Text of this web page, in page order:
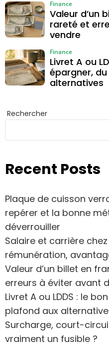
Valeur d’un
rareté et
vendre
Finance
Livret A ou
épargner,
alternatives
Finance
Rechercher
Recent Posts
Plaque de cuisson
repérer et la bonne
déverrouiller
Salaire et carrière
rémunération,
Valeur d’un billet en
erreurs à éviter avant
Livret A ou LDDS : le
plafond aux
Surcharge, court-
vraiment un fusible ?